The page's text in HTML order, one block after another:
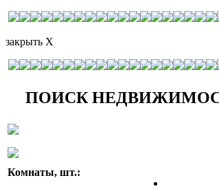
закрыть X
ПОИСК
Комнаты, шт.: